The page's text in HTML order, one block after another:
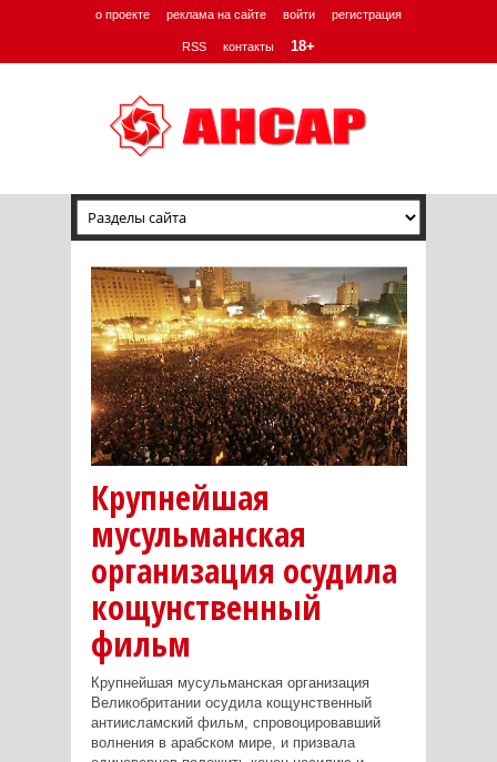
о проекте реклама на сайте войти регистрация
RSS контакты 18+
Крупнейшая
мусульманская
организация осудила
кощунственный
фильм
Крупнейшая мусульманская организация
Великобритании осудила кощунственный
антиисламский фильм, спровоцировавший
волнения в арабском мире, и призвала